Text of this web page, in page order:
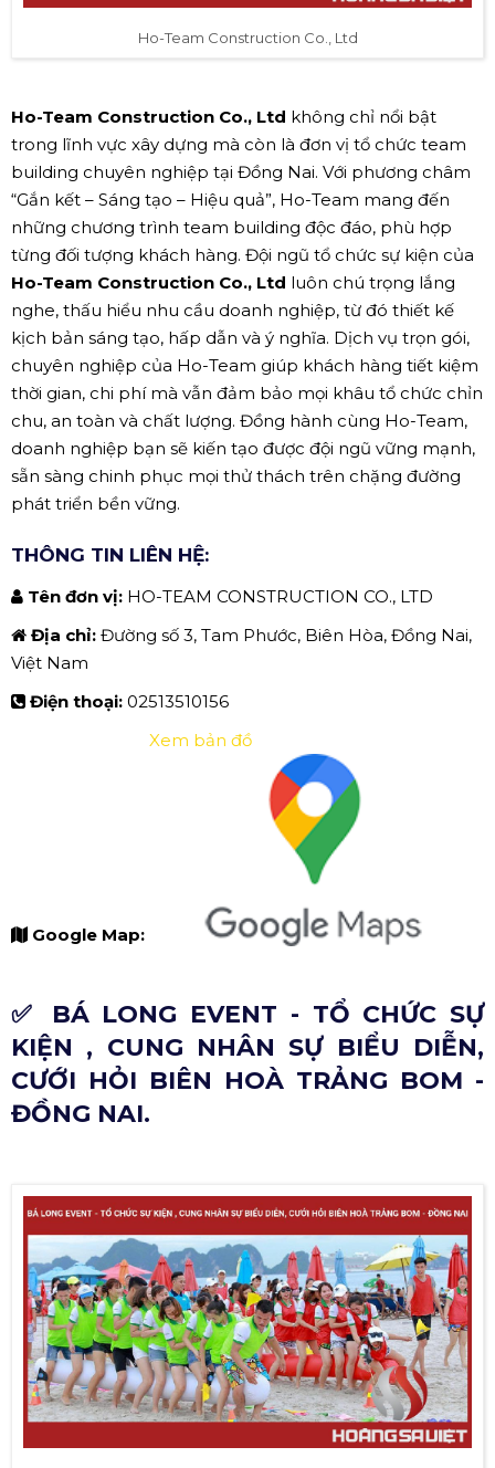
Ho-Team Construction Co., Ltd
Ho-Team Construction Co., Ltd không chỉ nổi bật
trong lĩnh vực xây dựng mà còn là đơn vị tổ chức team
building chuyên nghiệp tại Đồng Nai. Với phương châm
“Gắn kết – Sáng tạo – Hiệu quả”, Ho-Team mang đến
những chương trình team building độc đáo, phù hợp
từng đối tượng khách hàng. Đội ngũ tổ chức sự kiện của
Ho-Team Construction Co., Ltd luôn chú trọng lắng
nghe, thấu hiểu nhu cầu doanh nghiệp, từ đó thiết kế
kịch bản sáng tạo, hấp dẫn và ý nghĩa. Dịch vụ trọn gói,
chuyên nghiệp của Ho-Team giúp khách hàng tiết kiệm
thời gian, chi phí mà vẫn đảm bảo mọi khâu tổ chức chỉn
chu, an toàn và chất lượng. Đồng hành cùng Ho-Team,
doanh nghiệp bạn sẽ kiến tạo được đội ngũ vững mạnh,
sẵn sàng chinh phục mọi thử thách trên chặng đường
phát triển bền vững.
THÔNG TIN LIÊN HỆ:
Tên đơn vị: HO-TEAM CONSTRUCTION CO., LTD
Địa chỉ: Đường số 3, Tam Phước, Biên Hòa, Đồng Nai,
Việt Nam
Điện thoại: 02513510156
Google Map:
Xem bản đồ
✅ BÁ LONG EVENT - TỔ CHỨC SỰ
KIỆN , CUNG NHÂN SỰ BIỂU DIỄN,
CƯỚI HỎI BIÊN HOÀ TRẢNG BOM -
ĐỒNG NAI.